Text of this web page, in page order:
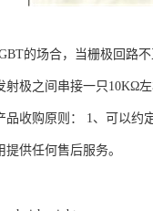
的场合，当栅极回路
射极之间串接一只10KΩ左
品收购原则： 1、可以约
提供任何售后服务。